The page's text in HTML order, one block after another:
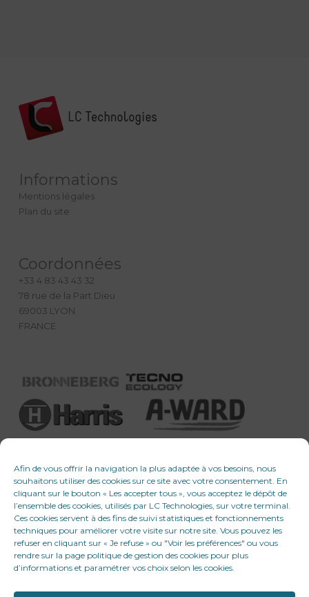
Afin de vous offrir la navigation la plus adaptée à vos besoins, nous
souhaitons utiliser des cookies sur ce site avec votre consentement. En
cliquant sur le bouton « Les accepter tous », vous acceptez le dépôt de
l’ensemble des cookies, utilisés par LC Technologies, sur votre terminal.
Ces cookies servent à des fins de suivi statistiques et fonctionnements
techniques pour améliorer votre visite sur notre site. Vous pouvez les
refuser en cliquant sur « Je refuse » ou "Voir les préférences" ou vous
rendre sur la page politique de gestion des cookies pour plus
d’informations et paramétrer vos choix selon les cookies.
Informations
Mentions légales
Plan du site
Coordonnées
+33 4 83 43 43 32
78 rue de la Part Dieu
69003 LYON
FRANCE